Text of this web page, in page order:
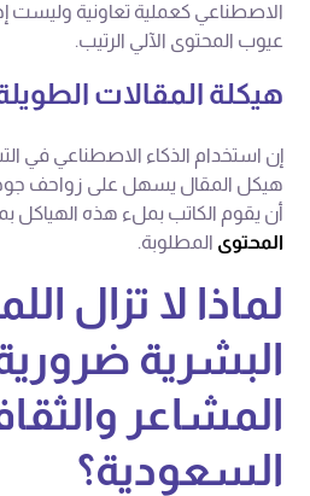
الاصطناعي كعملية تعاونية وليست
عيوب المحتوى الآلي الرتيب.
هيكلة المقالات
إن استخدام الذكاء الاصطناعي في
هيكل المقال يسهل على زواحف
أن يقوم الكاتب بملء هذه الهياكل
المحتوى المطلوبة.
لماذا لا تزال
البشرية
المشاعر
السعودية؟